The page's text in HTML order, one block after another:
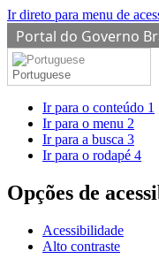
Ir direto para menu de
Portal do Governo
Portuguese
Ir para o conteúdo 1
Ir para o menu 2
Ir para a busca 3
Ir para o rodapé 4
Opções de
Acessibilidade
Alto contraste